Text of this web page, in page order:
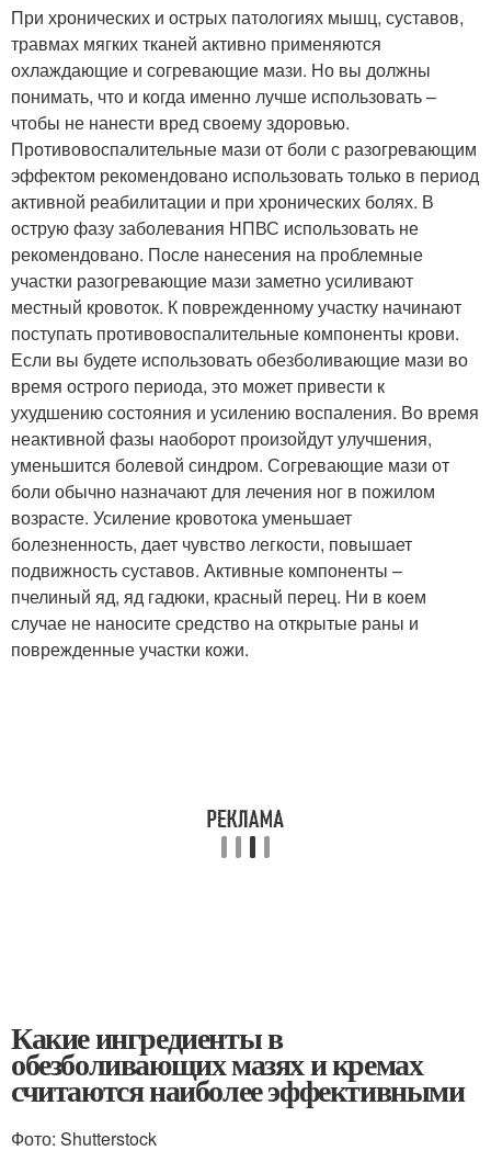
При хронических и острых патологиях мышц, суставов,
травмах мягких тканей активно применяются
охлаждающие и согревающие мази. Но вы должны
понимать, что и когда именно лучше использовать –
чтобы не нанести вред своему здоровью.
Противовоспалительные мази от боли с разогревающим
эффектом рекомендовано использовать только в период
активной реабилитации и при хронических болях. В
острую фазу заболевания НПВС использовать не
рекомендовано. После нанесения на проблемные
участки разогревающие мази заметно усиливают
местный кровоток. К поврежденному участку начинают
поступать противовоспалительные компоненты крови.
Если вы будете использовать обезболивающие мази во
время острого периода, это может привести к
ухудшению состояния и усилению воспаления. Во время
неактивной фазы наоборот произойдут улучшения,
уменьшится болевой синдром. Согревающие мази от
боли обычно назначают для лечения ног в пожилом
возрасте. Усиление кровотока уменьшает
болезненность, дает чувство легкости, повышает
подвижность суставов. Активные компоненты –
пчелиный яд, яд гадюки, красный перец. Ни в коем
случае не наносите средство на открытые раны и
поврежденные участки кожи.
Какие ингредиенты в
обезболивающих мазях и кремах
считаются наиболее эффективными
Фото: Shutterstock